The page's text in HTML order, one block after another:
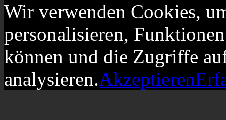
Wir verwenden Cookies,
personalisieren,
können und die Zugriffe
analysieren.Akzeptieren